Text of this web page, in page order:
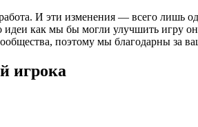
И эти изменения — всего лишь
как мы бы могли улучшить игру
поэтому мы благодарны за
игрока